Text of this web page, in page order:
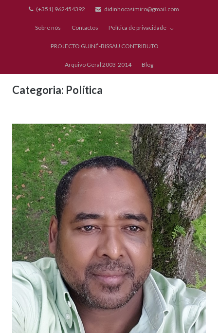
(+351) 962454392 didinhocasimiro@gmail.com
Sobre nós Contactos Política de privacidade
PROJECTO GUINÉ-BISSAU CONTRIBUTO
Arquivo Geral 2003-2014 Blog
Categoria: Política